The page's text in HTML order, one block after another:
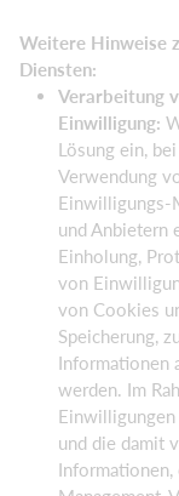
Weitere Hinweise
Diensten:
Verarbeitung
Einwilligung:
Lösung ein,
Verwendung
Einwilligungs-
und Anbietern
Einholung,
von
von Cookies
Speicherung,
Informationen
werden. Im
und die damit